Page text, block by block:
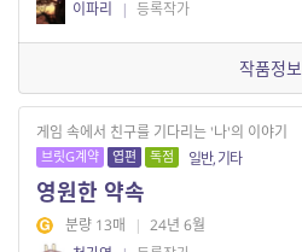
이파리
| 등록작가
작품정보
게임 속에서 친구를 기다리는 '나'의 이야기
브릿G계약 엽편 독점 일반, 기타
영원한 약속
분량 13매 | 24년 6월